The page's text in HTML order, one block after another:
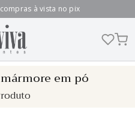
à vista no pix
em pó